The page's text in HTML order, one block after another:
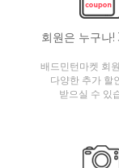
회원은 누구나!
배드민턴마켓 회
다양한 추가 할
받으실 수 있